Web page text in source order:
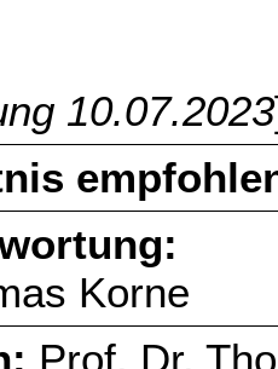
10.07.2023
Korne
Prof. Dr.